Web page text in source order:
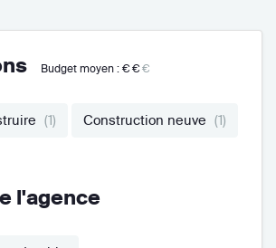
Budget moyen : €€€
(1) Construction neuve (1)
l'agence